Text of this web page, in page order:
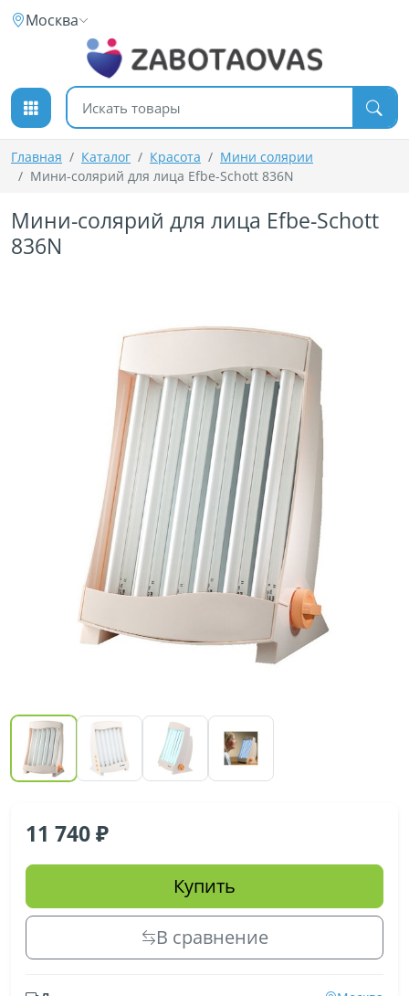
К содержимому
Москва
Поиск товаров
Главная Каталог Красота
Мини солярии
Мини-солярий для лица Efbe-Schott 836N
Мини-солярий для лица Efbe-Schott
836N
11 740
Купить
В сравнение